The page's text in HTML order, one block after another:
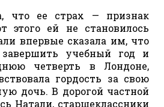
что ее страх — признак
этого ей не становилось
впервые сказала им, что
учебный год и
четверть в Лондоне,
гордость за свою
дочь. В дорогой частной
Натали, старшеклассники